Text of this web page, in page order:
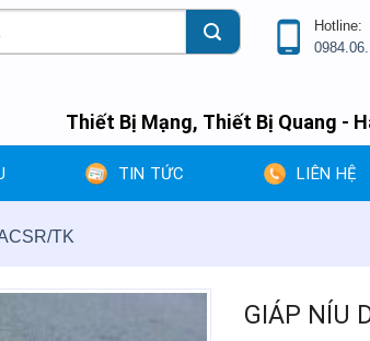
Hotline:
Thiết Bị Mạng, Thiết Bị Quang -
TIN TỨC LIÊN HỆ
TK
GIÁP NÍU